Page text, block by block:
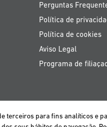
Perguntas
Política de
Política de cookies
Aviso Legal
Programa de
BELGIË / BELGIQUE
terceiros para fins analíticos e